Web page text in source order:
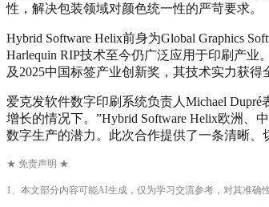
性，解决包装领域对颜色统一性的严苛要求。
Hybrid Software Helix前身为Global Graphics
Harlequin RIP技术至今仍广泛应用于印刷产业
及2025中国标签产业创新奖，其技术实力获得
爱克发软件数字印刷系统负责人Michael
增长的情况下。”Hybrid Software Helix欧洲、
数字生产的潜力。此次合作提供了一条清晰
★ 免责声明 ★
1、本文部分内容可能AI生成，仅为学习交流参考，对其准确